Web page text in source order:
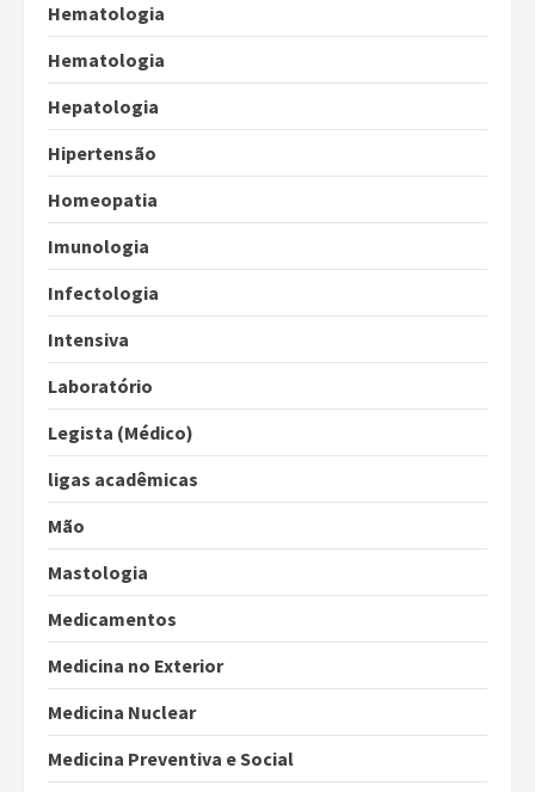
Hematologia
Hematologia
Hepatologia
Hipertensão
Homeopatia
Imunologia
Infectologia
Intensiva
Laboratório
Legista (Médico)
ligas acadêmicas
Mão
Mastologia
Medicamentos
Medicina no Exterior
Medicina Nuclear
Medicina Preventiva e Social